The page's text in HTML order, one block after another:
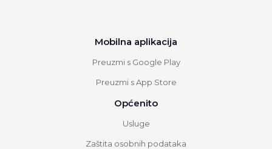
Mobilna aplikacija
Preuzmi s Google Play
Preuzmi s App Store
Općenito
Usluge
Zaštita osobnih podataka